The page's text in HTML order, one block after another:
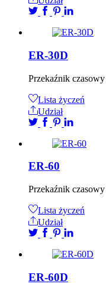
ER-30D
Przekaźnik
Lista życzeń
Udział
ER-60
Przekaźnik
Lista życzeń
Udział
ER-60D